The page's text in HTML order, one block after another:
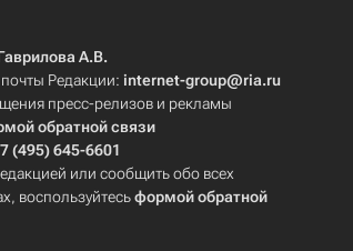
А.В.
Редакции:internet-group@ria.ru
пресс-релизов и рекламы
обратной связи
7 (495) 645-6601
или сообщить обо всех
воспользуйтесьформой обратной